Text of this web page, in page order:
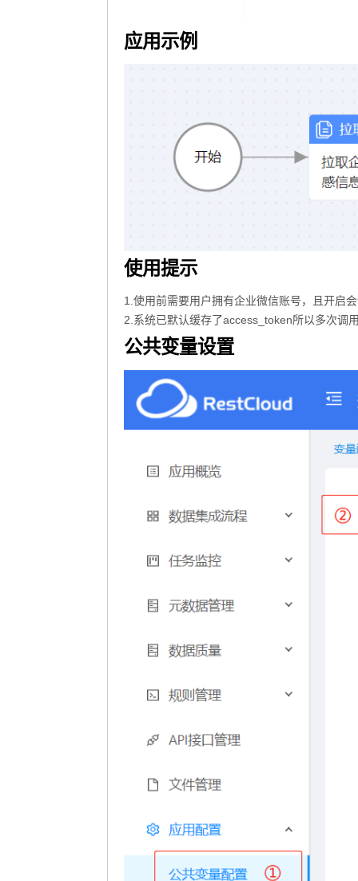
应用示例
使用提示
1.使用前需要用户拥有企业微信账号，且开启
2.系统已默认缓存了access_token所以多次调
公共变量设置